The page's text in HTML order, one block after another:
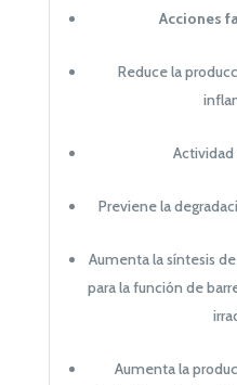
Acciones
Reduce la
Previene la
Aumenta la síntesis
para la función de
Aumenta la